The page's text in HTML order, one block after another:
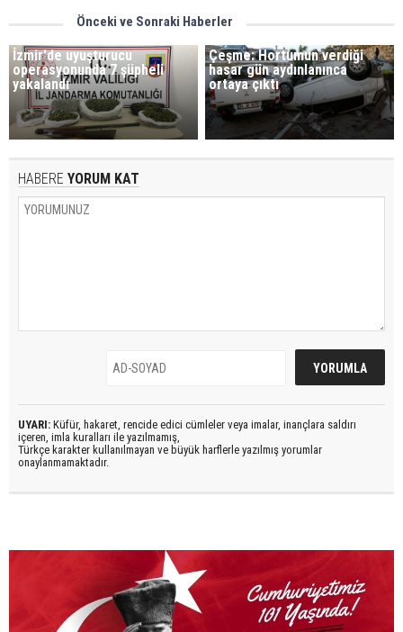
Önceki ve Sonraki Haberler
İzmir'de uyuşturucu
operasyonunda 7 şüpheli
yakalandı
Çeşme: Hortumun verdiği
hasar gün aydınlanınca
ortaya çıktı
HABERE YORUM KAT
UYARI: Küfür, hakaret, rencide edici cümleler veya imalar, inançlara saldırı
içeren, imla kuralları ile yazılmamış,
Türkçe karakter kullanılmayan ve büyük harflerle yazılmış yorumlar
onaylanmamaktadır.